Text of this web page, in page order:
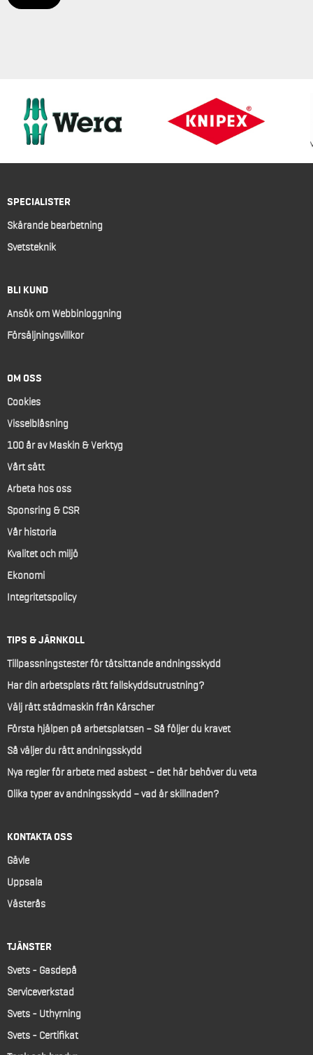
SPECIALISTER
Skärande bearbetning
Svetsteknik
BLI KUND
Ansök om Webbinloggning
Försäljningsvillkor
OM OSS
Cookies
Visselblåsning
100 år av Maskin & Verktyg
Vårt sätt
Arbeta hos oss
Sponsring & CSR
Vår historia
Kvalitet och miljö
Ekonomi
Integritetspolicy
TIPS & JÄRNKOLL
Tillpassningstester för tätsittande andningsskydd
Har din arbetsplats rätt fallskyddsutrustning?
Välj rätt städmaskin från Kärscher
Första hjälpen på arbetsplatsen – Så följer du kravet
Så väljer du rätt andningsskydd
Nya regler för arbete med asbest – det här behöver du veta
Olika typer av andningsskydd – vad är skillnaden?
KONTAKTA OSS
Gävle
Uppsala
Västerås
TJÄNSTER
Svets - Gasdepå
Serviceverkstad
Svets - Uthyrning
Svets - Certifikat